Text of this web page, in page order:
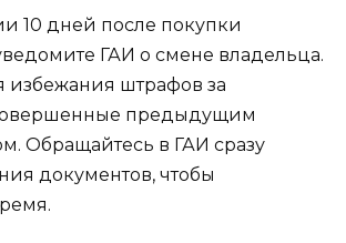
10 дней после покупки
ГАИ о смене владельца.
избежания штрафов за
предыдущим
Обращайтесь в ГАИ сразу
документов, чтобы